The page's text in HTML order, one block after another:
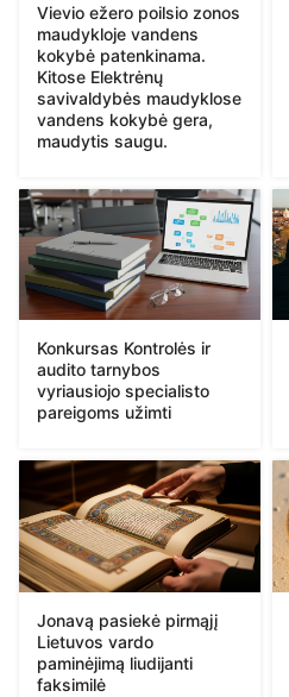
Vievio ežero poilsio zonos
maudykloje vandens
kokybė patenkinama.
Kitose Elektrėnų
savivaldybės maudyklose
vandens kokybė gera,
maudytis saugu.
Konkursas Kontrolės ir
audito tarnybos
vyriausiojo specialisto
pareigoms užimti
Jonavą pasiekė pirmąjį
Lietuvos vardo
paminėjimą liudijanti
faksimilė